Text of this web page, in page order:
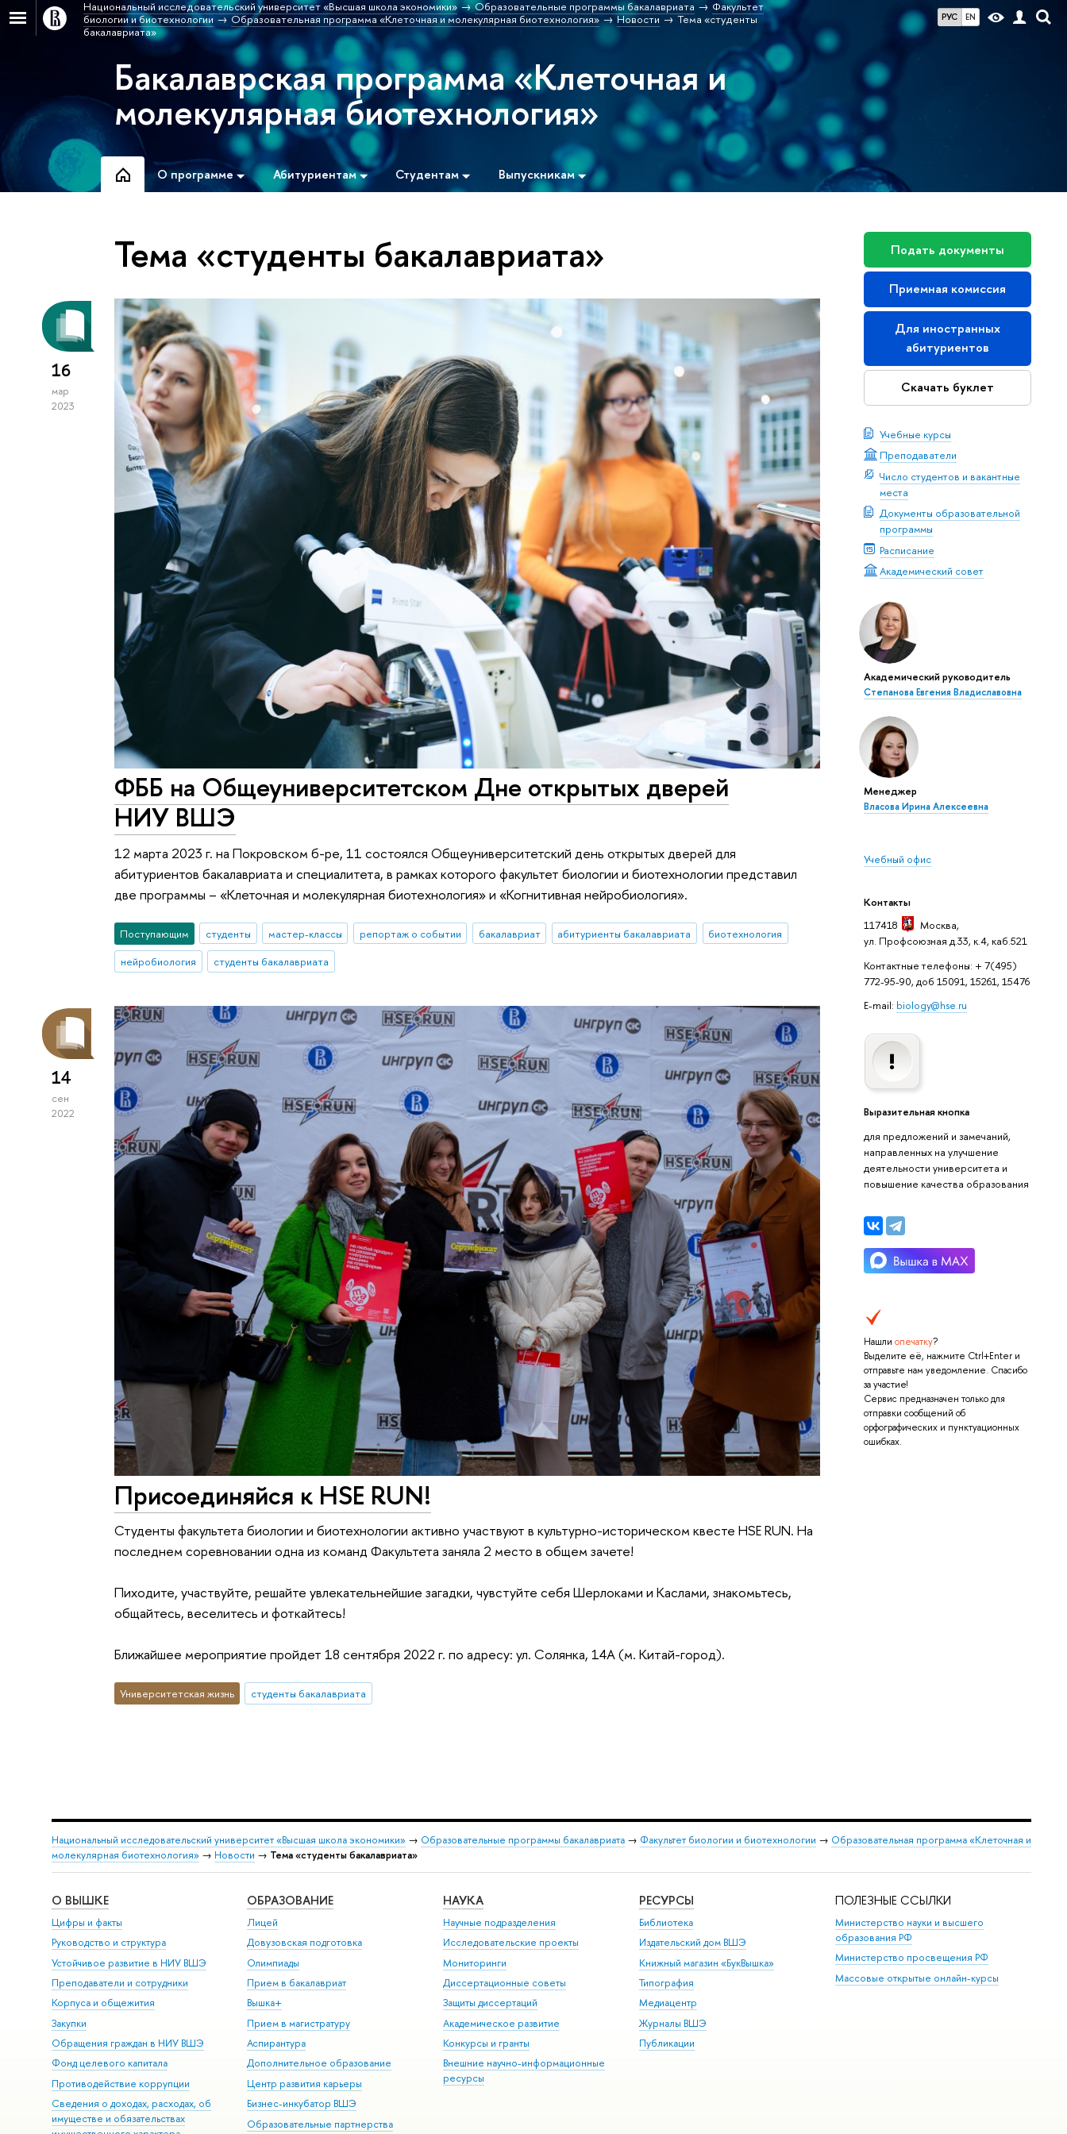
РУС EN
Национальный исследовательский университет «Высшая школа экономики» Образовательные программы бакалавриата
Факультет
биологии и биотехнологии
Образовательная программа «Клеточная и молекулярная биотехнология» Новости
Тема «студенты
бакалавриата»
Бакалаврская программа «Клеточная и
молекулярная биотехнология»
О программе Абитуриентам Студентам Выпускникам
Подать документы
Приемная комиссия
Для иностранных
абитуриентов
Скачать буклет
Учебные курсы
Преподаватели
Число студентов и вакантные
места
Документы образовательной
программы
Расписание
Академический совет
Академический руководитель
Степанова Евгения Владиславовна
Менеджер
Власова Ирина Алексеевна
Учебный офис
Контакты
117418
Москва,
ул. Профсоюзная д.33, к.4, каб.521
Контактные телефоны: + 7(495)
772-95-90, доб 15091, 15261, 15476
E-mail: biology@hse.ru
Выразительная кнопка
для предложений и замечаний,
направленных на улучшение
деятельности университета и
повышение качества образования
Нашли опечатку?
Выделите её, нажмите Ctrl+Enter и
отправьте нам уведомление. Спасибо
за участие!
Сервис предназначен только для
отправки сообщений об
орфографических и пунктуационных
ошибках.
Тема «студенты бакалавриата»
16
мар
2023
ФББ на Общеуниверситетском Дне открытых дверей
НИУ ВШЭ
12 марта 2023 г. на Покровском б-ре, 11 состоялся Общеуниверситетский день открытых дверей для
абитуриентов бакалавриата и специалитета, в рамках которого факультет биологии и биотехнологии представил
две программы – «Клеточная и молекулярная биотехнология» и «Когнитивная нейробиология».
Поступающим студенты мастер-классы репортаж о событии бакалавриат абитуриенты бакалавриата
биотехнология
нейробиология
студенты бакалавриата
14
сен
2022
Присоединяйся к HSE RUN!
Студенты факультета биологии и биотехнологии активно участвуют в культурно-историческом квесте HSE RUN. На
последнем соревновании одна из команд Факультета заняла 2 место в общем зачете!
Пиходите, участвуйте, решайте увлекательнейшие загадки, чувстуйте себя Шерлоками и Каслами, знакомьтесь,
общайтесь, веселитесь и фоткайтесь!
Ближайшее мероприятие пройдет 18 сентября 2022 г. по адресу: ул. Солянка, 14А (м. Китай-город).
Университетская жизнь студенты бакалавриата
Национальный исследовательский университет «Высшая школа экономики» → Образовательные программы бакалавриата→ Факультет биологии и биотехнологии → Образовательная программа «Клеточная и
молекулярная биотехнология» → Новости → Тема «студенты бакалавриата»
О ВЫШКЕ
Цифры и факты
Руководство и структура
Устойчивое развитие в НИУ ВШЭ
Преподаватели и сотрудники
Корпуса и общежития
Закупки
Обращения граждан в НИУ ВШЭ
Фонд целевого капитала
Противодействие коррупции
Сведения о доходах, расходах, об
имуществе и обязательствах
ОБРАЗОВАНИЕ
Лицей
Довузовская подготовка
Олимпиады
Прием в бакалавриат
Вышка+
Прием в магистратуру
Аспирантура
Дополнительное образование
Центр развития карьеры
Бизнес-инкубатор ВШЭ
Образовательные партнерства
НАУКА
Научные подразделения
Исследовательские проекты
Мониторинги
Диссертационные советы
Защиты диссертаций
Академическое развитие
Конкурсы и гранты
Внешние научно-информационные
ресурсы
РЕСУРСЫ
Библиотека
Издательский дом ВШЭ
Книжный магазин «БукВышка»
Типография
Медиацентр
Журналы ВШЭ
Публикации
ПОЛЕЗНЫЕ ССЫЛКИ
Министерство науки и высшего
образования РФ
Министерство просвещения РФ
Массовые открытые онлайн-курсы